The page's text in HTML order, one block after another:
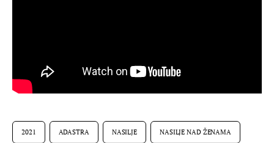
2021 ADASTRA NASILJE NASILJE NAD ŽENAMA